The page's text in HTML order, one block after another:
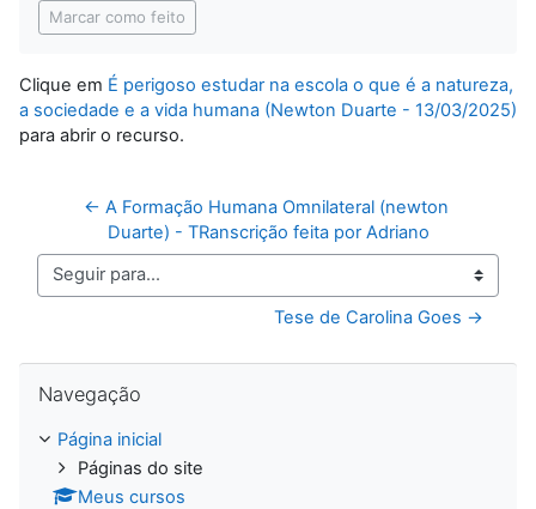
Marcar como feito
Clique em É perigoso estudar na escola o que é a natureza,
a sociedade e a vida humana (Newton Duarte - 13/03/2025)
para abrir o recurso.
← A Formação Humana Omnilateral (newton
Duarte) - TRanscrição feita por Adriano
Seguir para...
Tese de Carolina Goes →
Navegação
Página inicial
Páginas do site
Meus cursos